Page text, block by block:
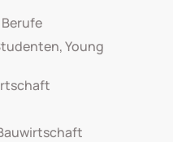
Young